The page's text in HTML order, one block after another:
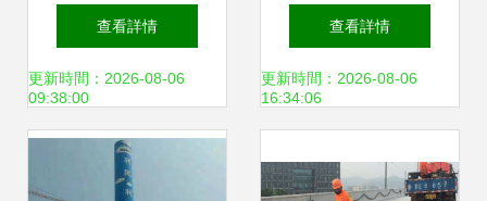
涂裝施工 專業地坪
公司的品質保障
查看詳情
更新時間：2026-08-06
09:38:00
地面無縫化施工與
涂裝工程關鍵技術
查看詳情
更新時間：2026-08-06
16:34:06